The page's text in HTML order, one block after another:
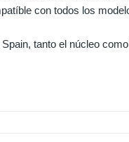
con todos los
tanto el núcleo